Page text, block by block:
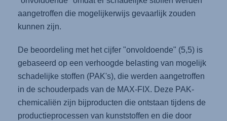
aangetroffen die mogelijkerwijs gevaarlijk zouden
kunnen zijn.
De beoordeling met het cijfer "onvoldoende" (5,5) is
gebaseerd op een verhoogde belasting van mogelijk
schadelijke stoffen (PAK's), die werden aangetroffen
in de schouderpads van de MAX-FIX. Deze PAK-
chemicaliën zijn bijproducten die ontstaan tijdens de
productieprocessen van kunststoffen en die door